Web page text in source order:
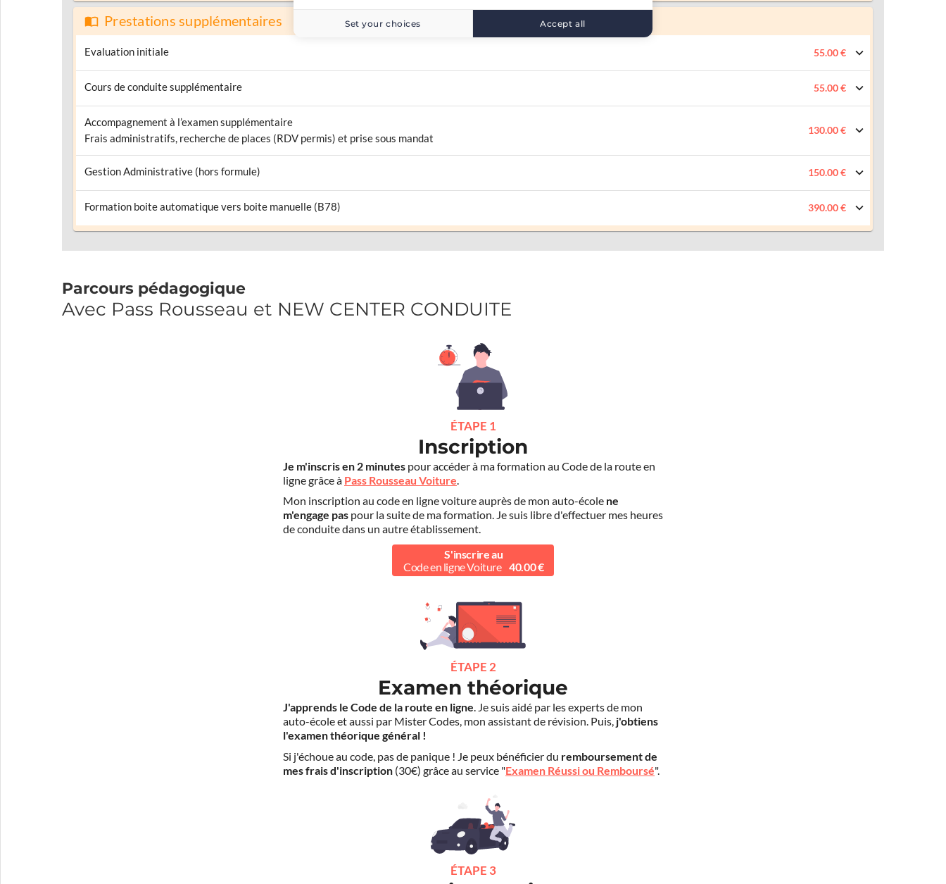
Prestations supplémentaires
Evaluation initiale 55.00 €
Cours de conduite supplémentaire 55.00 €
Accompagnement à l’examen supplémentaire
Frais administratifs, recherche de places (RDV permis) et prise sous mandat
130.00 €
Gestion Administrative (hors formule) 150.00 €
Formation boite automatique vers boite manuelle (B78) 390.00 €
Parcours pédagogique
Avec Pass Rousseau et NEW CENTER CONDUITE
ÉTAPE 1
Inscription
Je m'inscris en 2 minutes pour accéder à ma formation au Code de la route en
ligne grâce à Pass Rousseau Voiture.
Mon inscription au code en ligne voiture auprès de mon auto-école ne
m'engage pas pour la suite de ma formation. Je suis libre d'effectuer mes heures
de conduite dans un autre établissement.
S'inscrire au
Code en ligne Voiture 40.00 €
ÉTAPE 2
Examen théorique
J'apprends le Code de la route en ligne. Je suis aidé par les experts de mon
auto-école et aussi par Mister Codes, mon assistant de révision. Puis, j'obtiens
l'examen théorique général !
Si j'échoue au code, pas de panique ! Je peux bénéficier du remboursement de
mes frais d'inscription (30€) grâce au service "Examen Réussi ou Remboursé".
ÉTAPE 3
Set your choices Accept all